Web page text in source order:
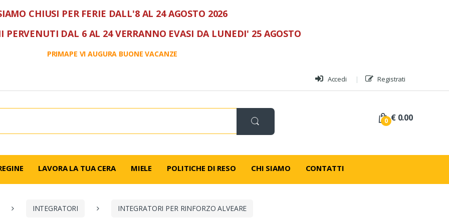
CHIUSI PER FERIE DALL'8 AL 24 AGOSTO 2026
DAL 6 AL 24 VERRANNO EVASI DA LUNEDI' 25 AGOSTO
PRIMAPE VI AUGURA BUONE VACANZE
Accedi Registrati
0 € 0.00
LAVORA LA TUA CERA MIELE POLITICHE DI RESO CHI SIAMO CONTATTI
INTEGRATORI INTEGRATORI PER RINFORZO ALVEARE